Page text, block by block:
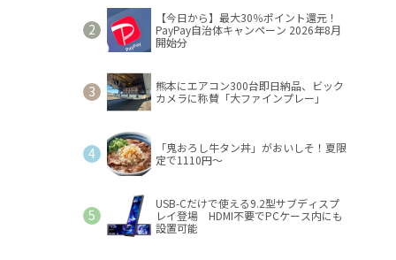
【今日から】最大30％ポイント還元！
PayPay自治体キャンペーン 2026年8月
開始分
熊本にエアコン300台即日納品、ビック
カメラに称賛「大ファインプレー」
「鬼おろし牛タン丼」がおいしそ！夏限
定で1110円～
USB-Cだけで使える9.2型サブディスプ
レイ登場 HDMI不要でPCケース内にも
設置可能